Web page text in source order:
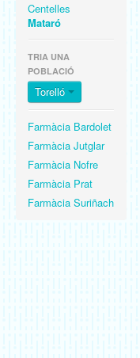
Centelles
Mataró
TRIA UNA
POBLACIÓ
Torelló
Farmàcia Bardolet
Farmàcia Jutglar
Farmàcia Nofre
Farmàcia Prat
Farmàcia Suriñach